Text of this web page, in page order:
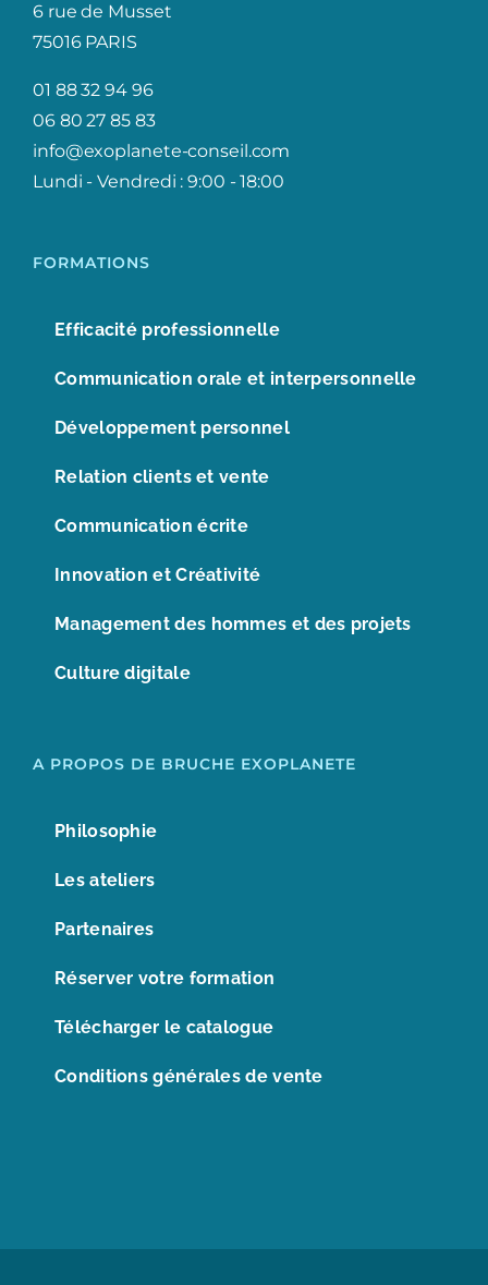
6 rue de Musset
75016 PARIS
01 88 32 94 96
06 80 27 85 83
info@exoplanete-conseil.com
Lundi - Vendredi : 9:00 - 18:00
FORMATIONS
Efficacité professionnelle
Communication orale et interpersonnelle
Développement personnel
Relation clients et vente
Communication écrite
Innovation et Créativité
Management des hommes et des projets
Culture digitale
A PROPOS DE BRUCHE EXOPLANETE
Philosophie
Les ateliers
Partenaires
Réserver votre formation
Télécharger le catalogue
Conditions générales de vente